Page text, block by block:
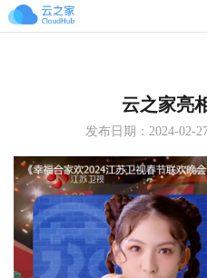
云之家亮
发布日期：2024-02-